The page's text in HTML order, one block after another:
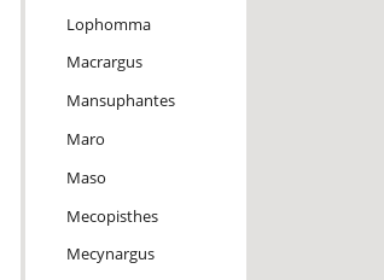
Lophomma
Macrargus
Mansuphantes
Maro
Maso
Mecopisthes
Mecynargus